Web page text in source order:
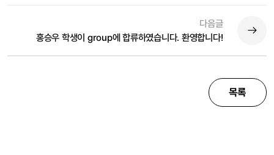
다음글
홍승우 학생이 group에 합류하였습니다. 환영합니다!
목록